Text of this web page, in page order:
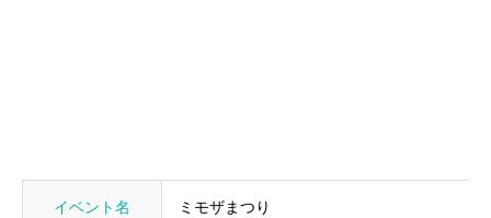
イベント名 ミモザまつり